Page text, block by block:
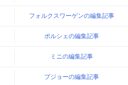
フォルクスワーゲンの編集記事
ポルシェの編集記事
ミニの編集記事
プジョーの編集記事